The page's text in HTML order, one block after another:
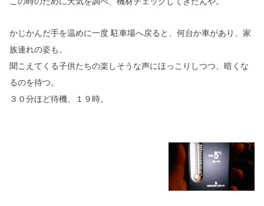
かじかんだ手を温めに一度 駐車場へ戻ると、何台か車があり、家
族連れの姿も。
聞こえてくる子供たちの楽しそうな声にほっこりしつつ、暗くな
るのを待つ。
３０分ほど待機、１９時。